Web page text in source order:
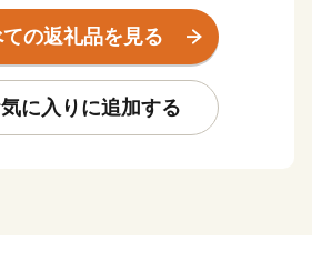
別川が流れ、オホーツク海に注いで
別町ならではの美味しい食材にあふ
の返礼品を見る
に入りに追加する